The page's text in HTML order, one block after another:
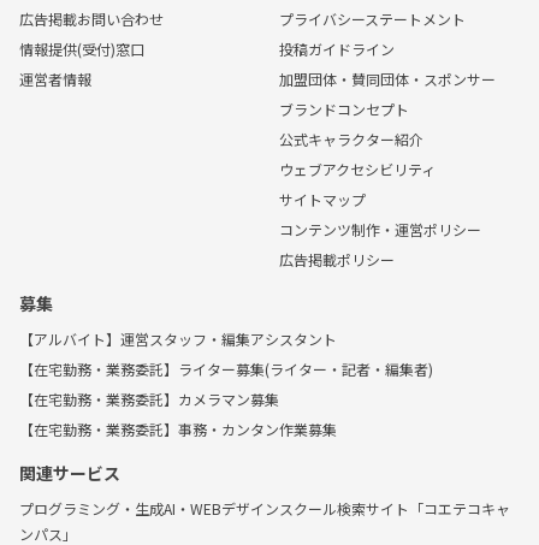
広告掲載お問い合わせ
情報提供(受付)窓口
運営者情報
プライバシーステートメント
投稿ガイドライン
加盟団体・賛同団体・スポンサー
ブランドコンセプト
公式キャラクター紹介
ウェブアクセシビリティ
サイトマップ
コンテンツ制作・運営ポリシー
広告掲載ポリシー
募集
【アルバイト】運営スタッフ・編集アシスタント
【在宅勤務・業務委託】ライター募集(ライター・記者・編集者)
【在宅勤務・業務委託】カメラマン募集
【在宅勤務・業務委託】事務・カンタン作業募集
関連サービス
プログラミング・生成AI・WEBデザインスクール検索サイト「コエテコキャ
ンパス」